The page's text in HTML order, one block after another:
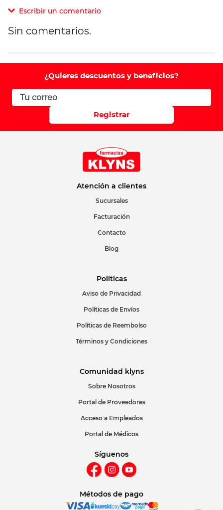
Escribir un comentario
Comentario
Califique el producto de 1 a 5 estrellas
Correo electrónico
ENVIAR COMENTARIO
Sin comentarios.
¿Quieres descuentos y beneficios?
Registrar
Atención a clientes
Sucursales
Facturación
Contacto
Blog
Políticas
Aviso de Privacidad
Políticas de Envíos
Políticas de Reembolso
Términos y Condiciones
Comunidad klyns
Sobre Nosotros
Portal de Proveedores
Acceso a Empleados
Portal de Médicos
Síguenos
Métodos de pago